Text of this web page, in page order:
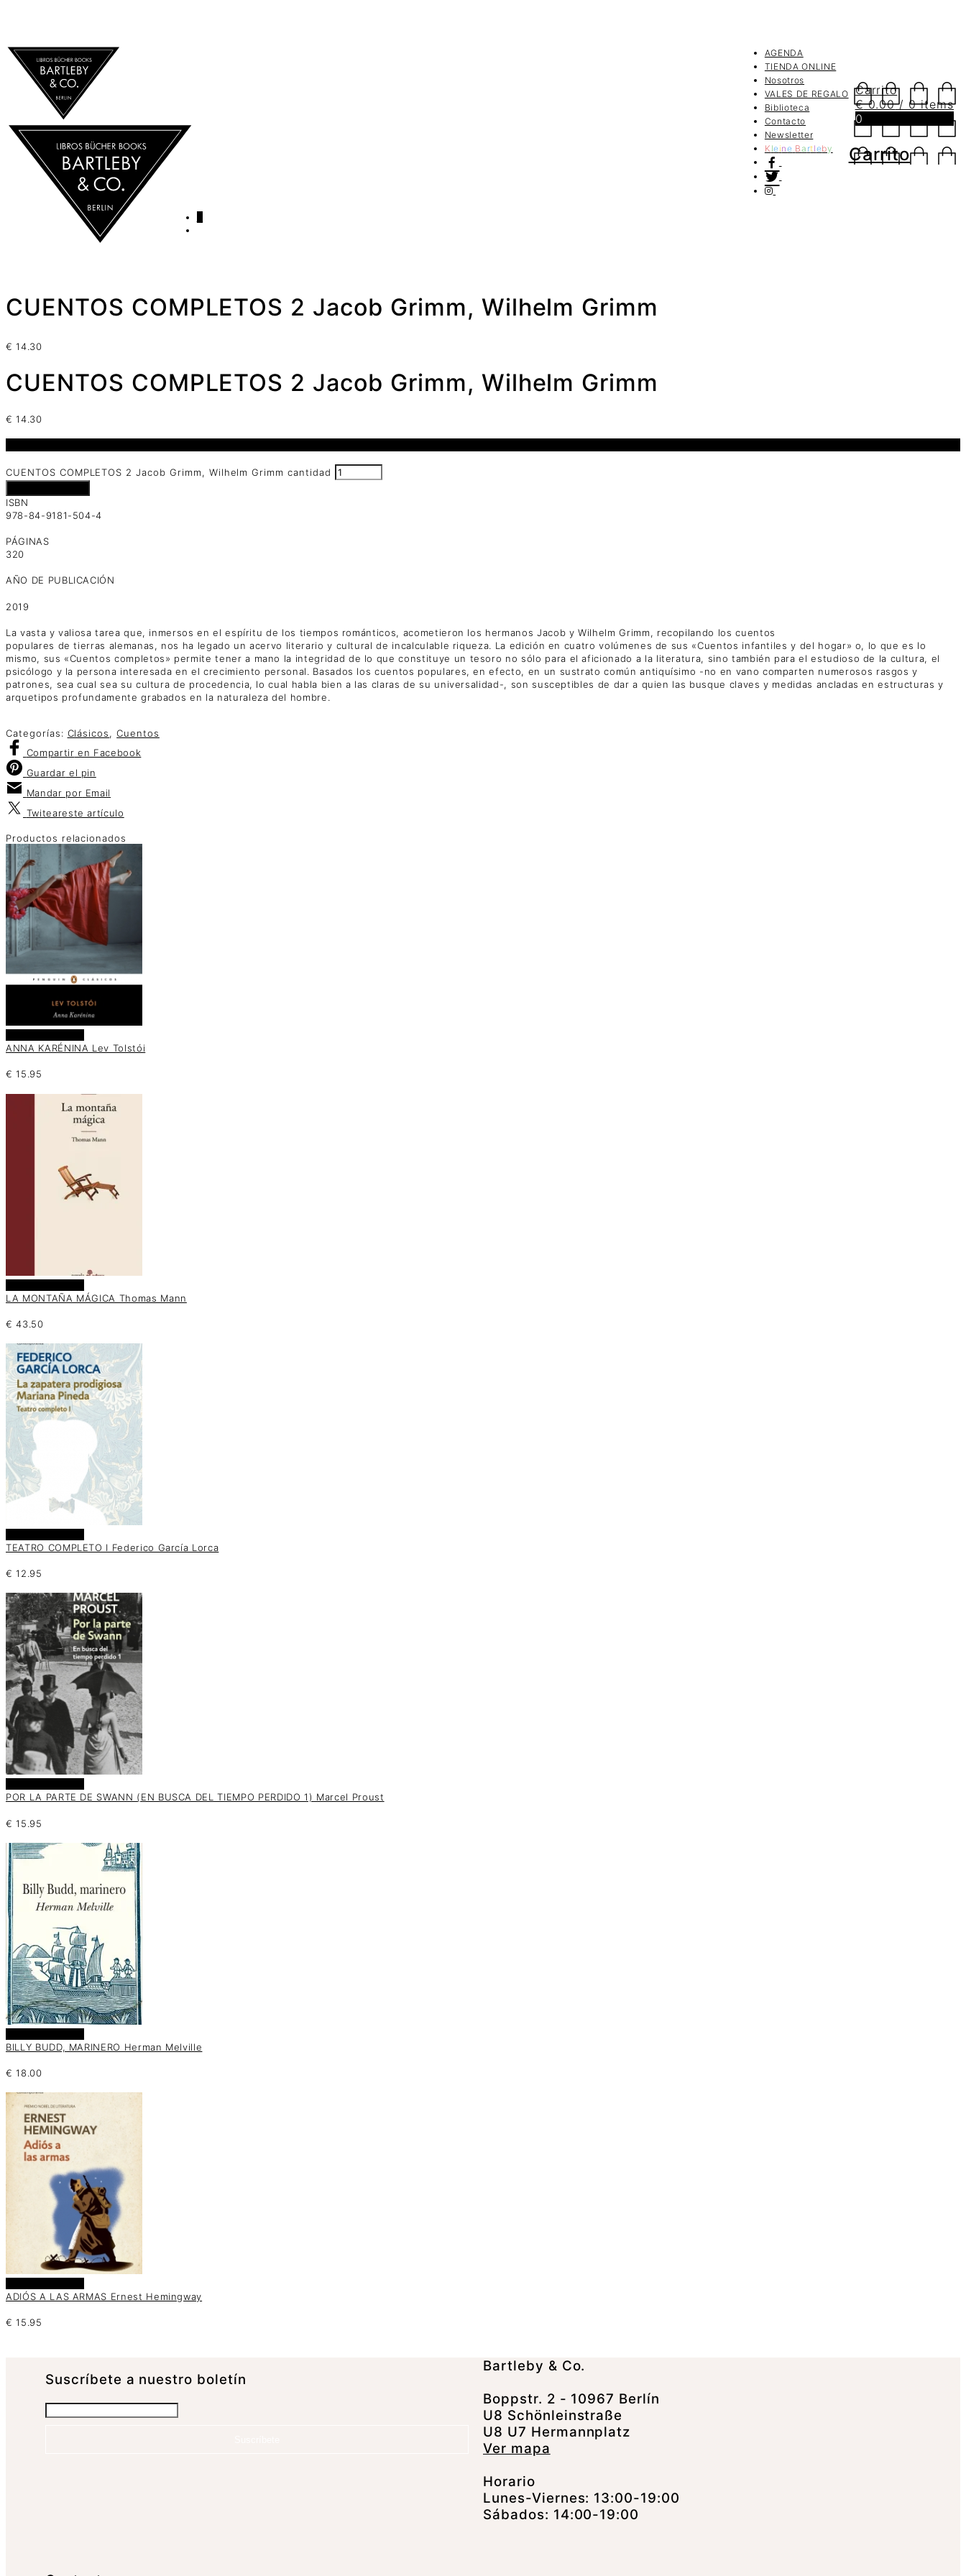
AGENDA
TIENDA ONLINE
Nosotros
VALES DE REGALO
Biblioteca
Contacto
Newsletter
K leine Ba rtleby
Carrito
€0.00 / 0 items
0
Carrito
CUENTOS COMPLETOS 2 Jacob Grimm, Wilhelm Grimm
€ 14.30
CUENTOS COMPLETOS 2 Jacob Grimm, Wilhelm Grimm
€ 14.30
CUENTOS COMPLETOS 2 Jacob Grimm, Wilhelm Grimm cantidad
ISBN
978-84-9181-504-4
PÁGINAS
320
AÑO DE PUBLICACIÓN
2019
La vasta y valiosa tarea que, inmersos en el espíritu de los tiempos románticos, acometieron los hermanos Jacob y Wilhelm Grimm, recopilando los cuentos
populares de tierras alemanas, nos ha legado un acervo literario y cultural de incalculable riqueza. La edición en cuatro volúmenes de sus «Cuentos infantiles y del hogar» o, lo que es lo
mismo, sus «Cuentos completos» permite tener a mano la integridad de lo que constituye un tesoro no sólo para el aficionado a la literatura, sino también para el estudioso de la cultura, el
psicólogo y la persona interesada en el crecimiento personal. Basados los cuentos populares, en efecto, en un sustrato común antiquísimo -no en vano comparten numerosos rasgos y
patrones, sea cual sea su cultura de procedencia, lo cual habla bien a las claras de su universalidad-, son susceptibles de dar a quien las busque claves y medidas ancladas en estructuras y
arquetipos profundamente grabados en la naturaleza del hombre.
Categorías: Clásicos,Cuentos
Compartir en Facebook
Guardar el pin
Mandar por Email
Twiteareste artículo
Productos relacionados
ANNA KARÉNINA Lev Tolstói
€ 15.95
LA MONTAÑA MÁGICA Thomas Mann
€ 43.50
TEATRO COMPLETO I Federico García Lorca
€ 12.95
POR LA PARTE DE SWANN (EN BUSCA DEL TIEMPO PERDIDO 1) Marcel Proust
€ 15.95
BILLY BUDD, MARINERO Herman Melville
€ 18.00
ADIÓS A LAS ARMAS Ernest Hemingway
€ 15.95
Suscrí­bete a nuestro boletín
Bartleby & Co.
Boppstr. 2 - 10967 Berlín
U8 Schönleinstraße
U8 U7 Hermannplatz
Ver mapa
Horario
Lunes-Viernes: 13:00-19:00
Sábados: 14:00-19:00